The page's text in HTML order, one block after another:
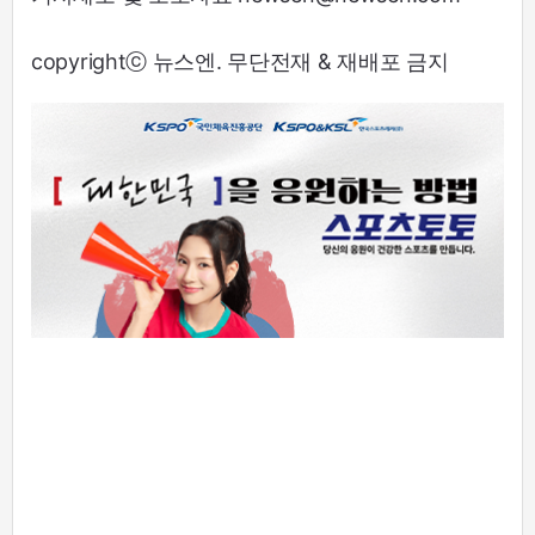
copyrightⓒ 뉴스엔. 무단전재 & 재배포 금지